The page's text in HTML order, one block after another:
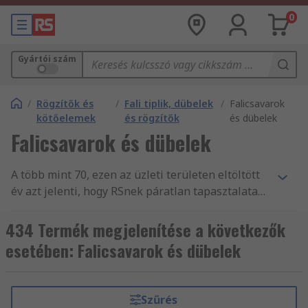
0
Gyártói szám
/ Rögzítők és
kötőelemek
/ Fali tiplik, dübelek
és rögzítők
/ Falicsavarok
és dübelek
Falicsavarok és dübelek
A több mint 70, ezen az üzleti területen eltöltött
év azt jelenti, hogy RSnek páratlan tapasztalata
dűbelek és rögzítő alkatrészekkel, illetve
tartozékokkal történő ellátásában. Világszerte
segítjük a mérnökök munkáját, Fali tiplik,
és kiegészítő termékek fogalmazásával, több
434 Termék megjelenítése a következők
esetében: Falicsavarok és dübelek
Szűrés